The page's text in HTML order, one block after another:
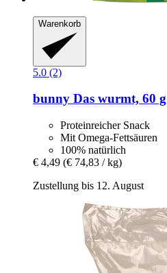
Warenkorb
5.0 (2)
bunny Das wurmt, 60 g
Proteinreicher Snack
Mit Omega-Fettsäuren
100% natürlich
€ 4,49 (€ 74,83 / kg)
Zustellung bis 12. August